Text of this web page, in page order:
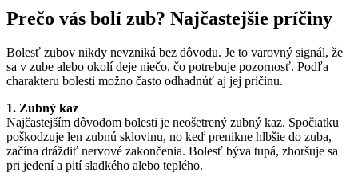
Prečo vás bolí zub? Najčastejšie príčiny
Bolesť zubov nikdy nevzniká bez dôvodu. Je to varovný signál, že
sa v zube alebo okolí deje niečo, čo potrebuje pozornosť. Podľa
charakteru bolesti možno často odhadnúť aj jej príčinu.
1. Zubný kaz
Najčastejším dôvodom bolesti je neošetrený zubný kaz. Spočiatku
poškodzuje len zubnú sklovinu, no keď prenikne hlbšie do zuba,
začína dráždiť nervové zakončenia. Bolesť býva tupá, zhoršuje sa
pri jedení a pití sladkého alebo teplého.